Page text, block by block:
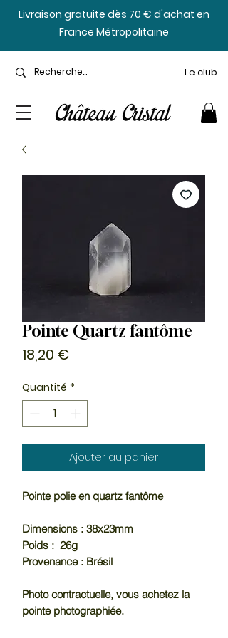
​Livraison gratuite dès 70 € d'achat en
France Métropolitaine
Le club
Pointe Quartz fantôme
18,20 €
Quantité *
Ajouter au panier
Pointe polie en quartz fantôme
Dimensions : 38x23mm
Poids : 26g
Provenance : Brésil
Photo contractuelle, vous achetez la
pointe photographiée.